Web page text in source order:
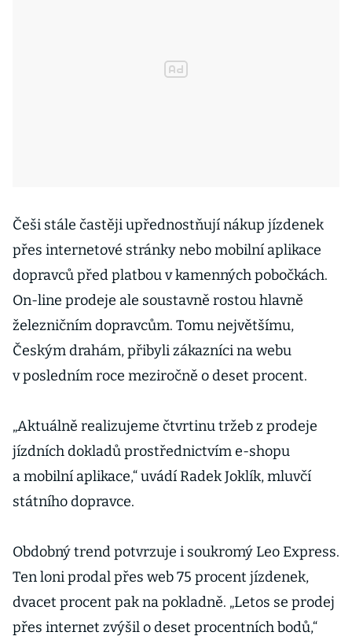
Češi stále častěji upřednostňují nákup jízdenek
přes internetové stránky nebo mobilní aplikace
dopravců před platbou v kamenných pobočkách.
On-line prodeje ale soustavně rostou hlavně
železničním dopravcům. Tomu největšímu,
Českým drahám, přibyli zákazníci na webu
v posledním roce meziročně o deset procent.
„Aktuálně realizujeme čtvrtinu tržeb z prodeje
jízdních dokladů prostřednictvím e-shopu
a mobilní aplikace,“ uvádí Radek Joklík, mluvčí
státního dopravce.
Obdobný trend potvrzuje i soukromý Leo Express.
Ten loni prodal přes web 75 procent jízdenek,
dvacet procent pak na pokladně. „Letos se prodej
přes internet zvýšil o deset procentních bodů,“